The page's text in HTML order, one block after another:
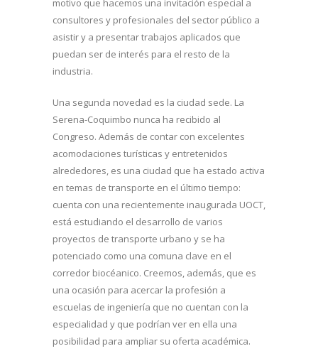
motivo que hacemos una invitación especial a
consultores y profesionales del sector público a
asistir y a presentar trabajos aplicados que
puedan ser de interés para el resto de la
industria.
Una segunda novedad es la ciudad sede. La
Serena-Coquimbo nunca ha recibido al
Congreso. Además de contar con excelentes
acomodaciones turísticas y entretenidos
alrededores, es una ciudad que ha estado activa
en temas de transporte en el último tiempo:
cuenta con una recientemente inaugurada UOCT,
está estudiando el desarrollo de varios
proyectos de transporte urbano y se ha
potenciado como una comuna clave en el
corredor biocéanico. Creemos, además, que es
una ocasión para acercar la profesión a
escuelas de ingeniería que no cuentan con la
especialidad y que podrían ver en ella una
posibilidad para ampliar su oferta académica.